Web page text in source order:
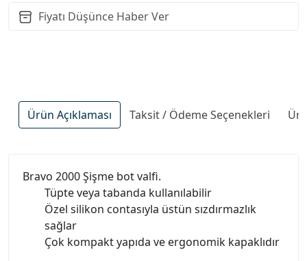
Fiyatı Düşünce Haber Ver
Ürün Açıklaması Taksit / Ödeme Seçenekleri
Bravo 2000 Şişme bot valfi.
Tüpte veya tabanda kullanılabilir
Özel silikon contasıyla üstün sızdırmazlık
sağlar
Çok kompakt yapıda ve ergonomik kapaklıdır